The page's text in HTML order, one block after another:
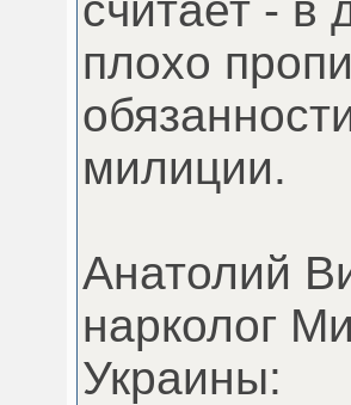
плохо
милиции.
Анатолий
нарколог
Украины: